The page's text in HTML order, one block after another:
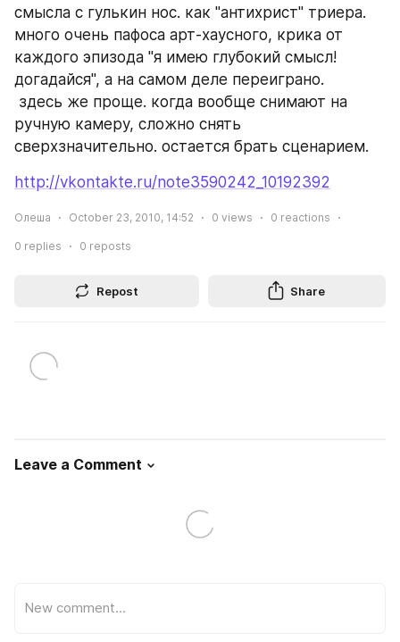
смысла с гулькин нос. как "антихрист" триера.
много очень пафоса арт-хаусного, крика от
каждого эпизода "я имею глубокий смысл!
догадайся", а на самом деле переиграно.
ручную камеру, сложно снять
сверхзначительно. остается брать сценарием.
http://vkontakte.ru/note3590242_10192392
Олеша October 23, 2010, 14:52 0 views 0 reactions
0 replies 0 reposts
Repost Share
Leave a Comment